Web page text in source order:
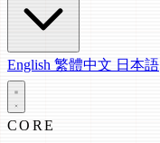
English 繁體中文 日本語
CORE